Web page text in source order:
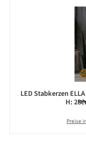
LED Stabkerzen
H:
Preise